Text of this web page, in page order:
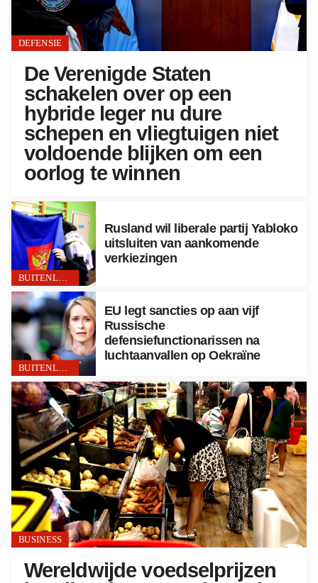
DEFENSIE
De Verenigde Staten
schakelen over op een
hybride leger nu dure
schepen en vliegtuigen niet
voldoende blijken om een
oorlog te winnen
BUITENLAND
Rusland wil liberale partij Yabloko
uitsluiten van aankomende
verkiezingen
EU legt sancties op aan vijf
Russische
defensiefunctionarissen na
luchtaanvallen op Oekraïne
BUSINESS
Wereldwijde voedselprijzen